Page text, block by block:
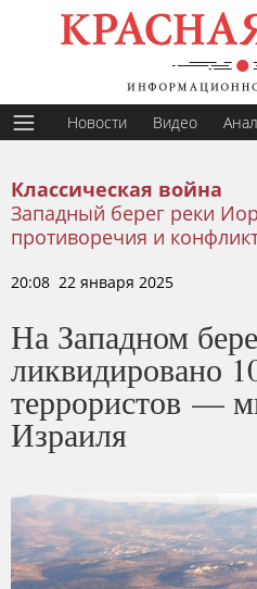
Новости Видео
Классическая война
Западный берег реки
противоречия и
20:08 22 января 2025
На Западном
ликвидировано
террористов —
Израиля